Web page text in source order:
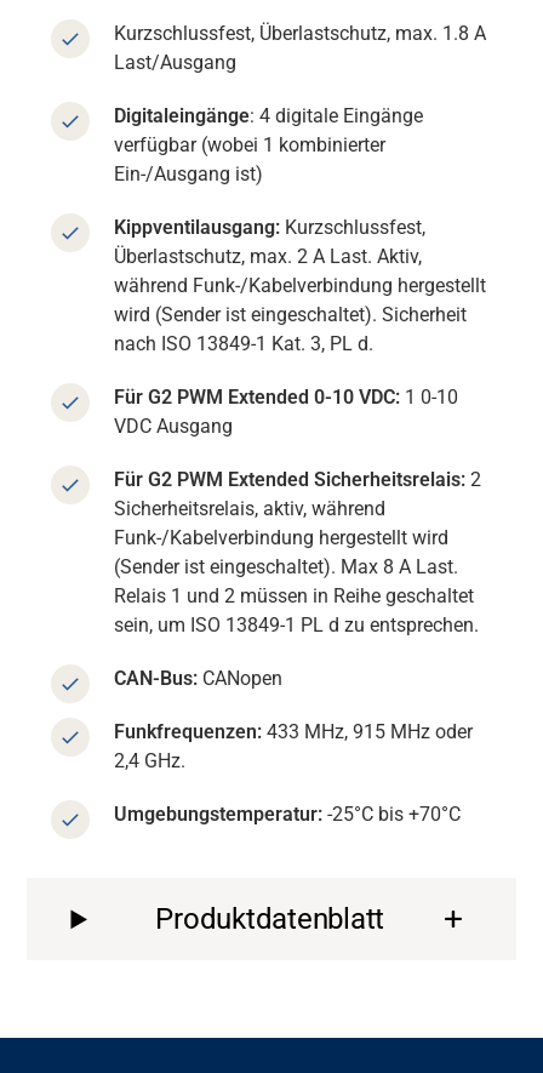
Kurzschlussfest, Überlastschutz, max. 1.8 A
Last/Ausgang
Digitaleingänge: 4 digitale Eingänge
verfügbar (wobei 1 kombinierter
Ein-/Ausgang ist)
Kippventilausgang: Kurzschlussfest,
Überlastschutz, max. 2 A Last. Aktiv,
während Funk-/Kabelverbindung hergestellt
wird (Sender ist eingeschaltet). Sicherheit
nach ISO 13849-1 Kat. 3, PL d.
Für G2 PWM Extended 0-10 VDC: 1 0-10
VDC Ausgang
Für G2 PWM Extended Sicherheitsrelais: 2
Sicherheitsrelais, aktiv, während
Funk-/Kabelverbindung hergestellt wird
(Sender ist eingeschaltet). Max 8 A Last.
Relais 1 und 2 müssen in Reihe geschaltet
sein, um ISO 13849-1 PL d zu entsprechen.
CAN-Bus: CANopen
Funkfrequenzen:433 MHz, 915 MHz oder
2,4 GHz.
Umgebungstemperatur:-25°C bis +70°C
Produktdatenblatt